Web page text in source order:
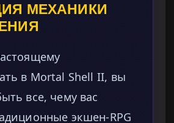
МЕХАНИКИ
в Mortal Shell II, вы
все, чему вас
экшен-RPG